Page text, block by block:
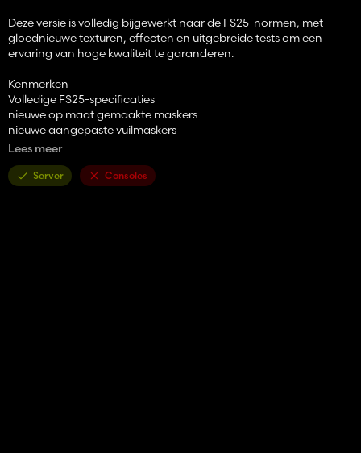
Deze versie is volledig bijgewerkt naar de FS25-normen, met
gloednieuwe texturen, effecten en uitgebreide tests om een ​​
ervaring van hoge kwaliteit te garanderen.
Kenmerken
Volledige FS25-specificaties
nieuwe op maat gemaakte maskers
nieuwe aangepaste vuilmaskers
nieuwe aangepaste natheidsmaskers
Volledig getest via de GIANTS Test Runner
Voldoet aan alle tests en validatiecontroles van GIANTS Software
Lees meer
Server Consoles